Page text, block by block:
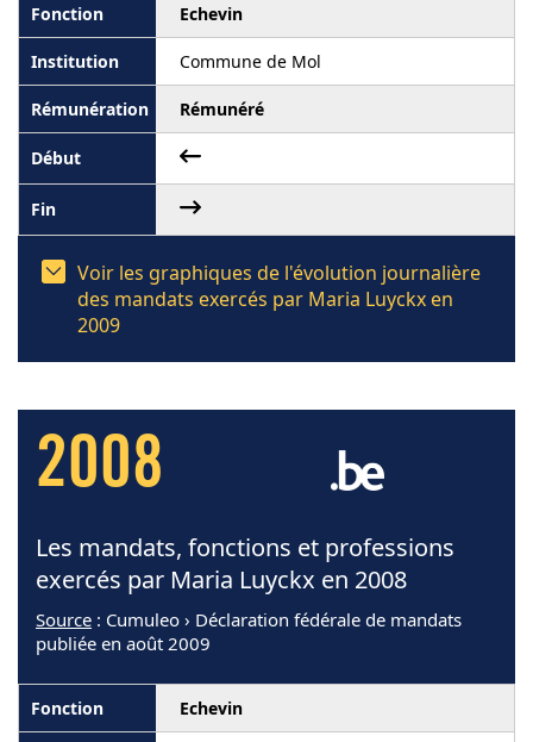
Echevin
Commune de Mol
Rémunéré
Voir les graphiques de l'évolution journalière
des mandats exercés par Maria Luyckx en
2009
2008
Les mandats, fonctions et professions
exercés par Maria Luyckx en 2008
Source : Cumuleo › Déclaration fédérale de mandats
publiée en août 2009
Echevin